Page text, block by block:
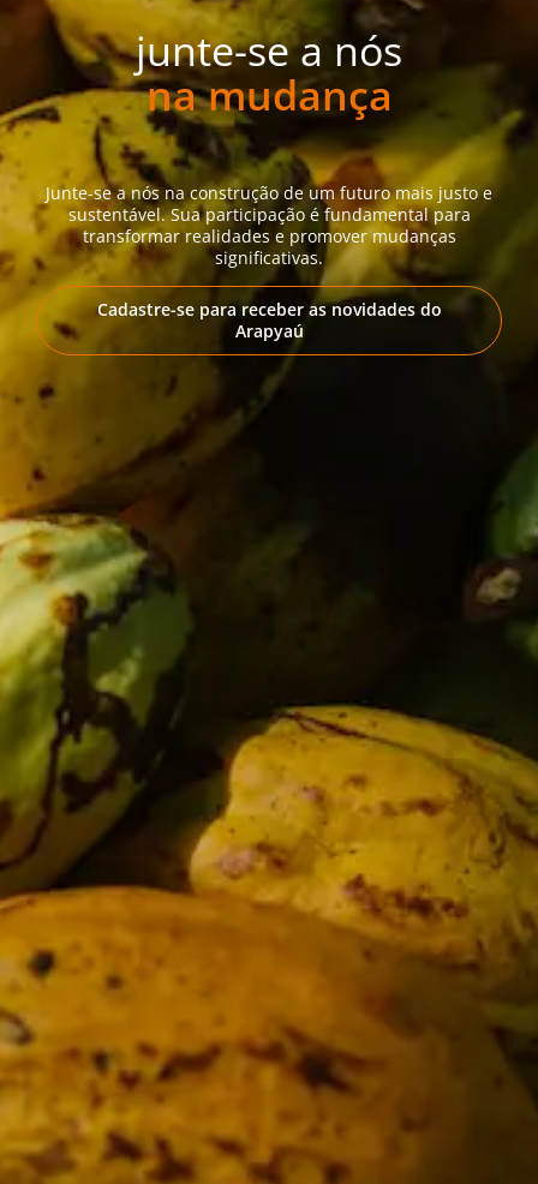
junte-se a nós
na mudança
Junte-se a nós na construção de um futuro mais justo e
sustentável. Sua participação é fundamental para
transformar realidades e promover mudanças
significativas.
Cadastre-se para receber as novidades do
Arapyaú